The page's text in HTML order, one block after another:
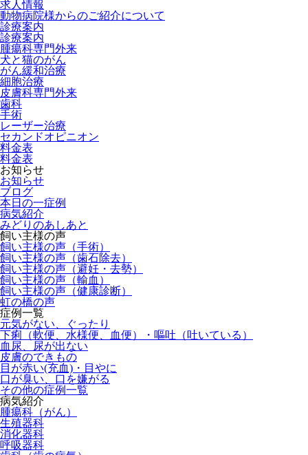
求人情報
動物病院様からのご紹介について
診療案内
診療案内
腫瘍科専門外来
犬と猫のがん
がん緩和治療
細胞治療
皮膚科専門外来
歯科
手術
レーザー治療
セカンドオピニオン
料金表
料金表
お知らせ
お知らせ
ブログ
本日の一症例
病気紹介
みどりのあしあと
飼い主様の声
飼い主様の声（手術）
飼い主様の声（歯石除去）
飼い主様の声（避妊・去勢）
飼い主様の声（輸血）
飼い主様の声（健康診断）
虹の橋の声
症例一覧
元気がない、ぐったり
下痢（軟便、水様便、血便）・嘔吐（吐いている）
血尿、尿が出ない
皮膚のできもの
目が赤い(充血)・目やに
口が臭い、口を嫌がる
その他の症例一覧
病気紹介
腫瘍科（がん）
生殖器科
消化器科
呼吸器科